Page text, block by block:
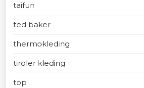
taifun
ted baker
thermokleding
tiroler kleding
top